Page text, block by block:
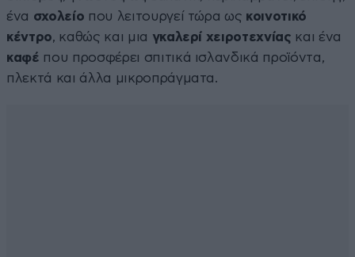
ένα σχολείο που λειτουργεί τώρα ως κοινοτικό
κέντρο, καθώς και μια γκαλερί χειροτεχνίας και ένα
καφέ που προσφέρει σπιτικά ισλανδικά προϊόντα,
πλεκτά και άλλα μικροπράγματα.